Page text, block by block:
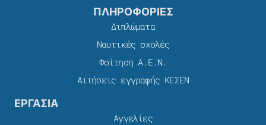
ΠΛΗΡΟΦΟΡΙΕΣ
Διπλώματα
Ναυτικές σχολές
Φοίτηση Α.Ε.Ν.
Αιτήσεις εγγραφής ΚΕΣΕΝ
ΕΡΓΑΣΙΑ
Αγγελίες